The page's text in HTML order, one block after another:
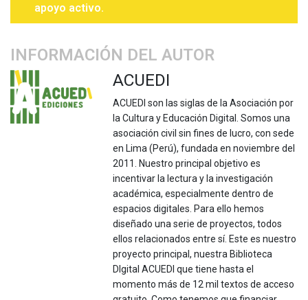
apoyo activo.
INFORMACIÓN DEL AUTOR
ACUEDI
ACUEDI son las siglas de la Asociación por
la Cultura y Educación Digital. Somos una
asociación civil sin fines de lucro, con sede
en Lima (Perú), fundada en noviembre del
2011. Nuestro principal objetivo es
incentivar la lectura y la investigación
académica, especialmente dentro de
espacios digitales. Para ello hemos
diseñado una serie de proyectos, todos
ellos relacionados entre sí. Este es nuestro
proyecto principal, nuestra Biblioteca
DIgital ACUEDI que tiene hasta el
momento más de 12 mil textos de acceso